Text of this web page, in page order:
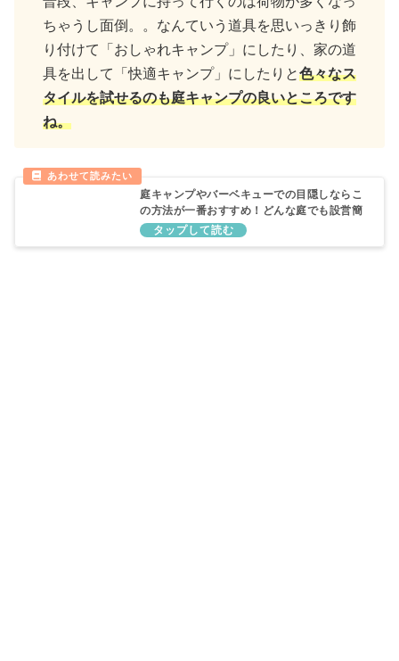
ちゃうし面倒。。なんていう道具を思いっきり飾
り付けて「おしゃれキャンプ」にしたり、家の道
具を出して「快適キャンプ」にしたりと色々なス
タイルを試せるのも庭キャンプの良いところです
ね。
庭キャンプやバーベキューでの目隠しならこ
の方法が一番おすすめ！どんな庭でも設営簡
単！